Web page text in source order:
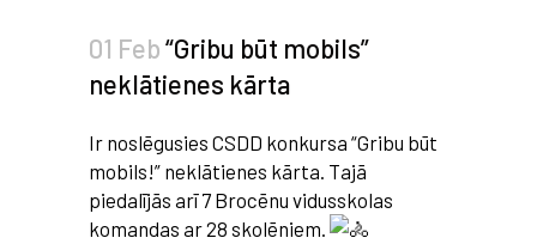
01 Feb“Gribu būt mobils”
neklātienes kārta
Ir noslēgusies CSDD konkursa “Gribu būt
mobils!” neklātienes kārta. Tajā
piedalījās arī 7 Brocēnu vidusskolas
komandas ar 28 skolēniem.